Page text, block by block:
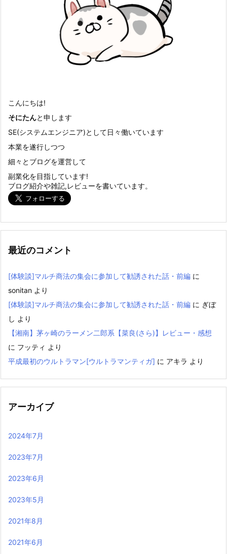
こんにちは!
そにたんと申します
SE(システムエンジニア)として日々働いています
本業を遂行しつつ
細々とブログを運営して
副業化を目指しています!
ブログ紹介や雑記,レビューを書いています。
最近のコメント
[体験談]マルチ商法の集会に参加して勧誘された話・前編 に
sonitan より
[体験談]マルチ商法の集会に参加して勧誘された話・前編 に ぎぼ
し より
【湘南】茅ヶ崎のラーメン二郎系【菜良(さら)】レビュー・感想
に フッティ より
平成最初のウルトラマン[ウルトラマンティガ] に アキラ より
アーカイブ
2024年7月
2023年7月
2023年6月
2023年5月
2021年8月
2021年6月